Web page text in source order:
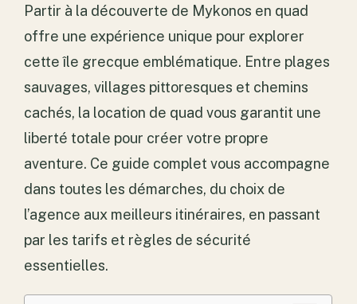
Partir à la découverte de Mykonos en quad
offre une expérience unique pour explorer
cette île grecque emblématique. Entre plages
sauvages, villages pittoresques et chemins
cachés, la location de quad vous garantit une
liberté totale pour créer votre propre
aventure. Ce guide complet vous accompagne
dans toutes les démarches, du choix de
l’agence aux meilleurs itinéraires, en passant
par les tarifs et règles de sécurité
essentielles.